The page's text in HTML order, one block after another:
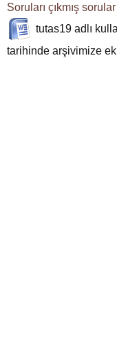
Soruları çıkmış sorular
tutas19 adlı
tarihinde arşivimize